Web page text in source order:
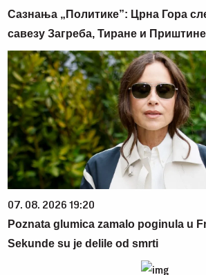
Сазнања „Политике”: Црна Гора
савезу Загреба, Тиране и Приштине
07. 08. 2026 19:20
Poznata glumica zamalo poginula u
Sekunde su je delile od smrti